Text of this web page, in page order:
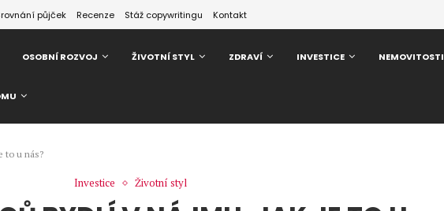
půjček Recenze Stáž copywritingu Kontakt
OSOBNÍ ROZVOJ ŽIVOTNÍ STYL ZDRAVÍ INVESTICE NEMOVITOSTI
to u nás?
Investice Životní styl